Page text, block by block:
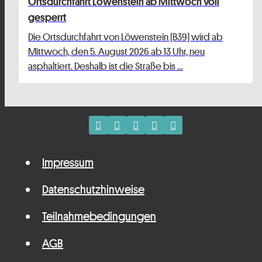
gesperrt
Die Ortsdurchfahrt von Löwenstein (B39) wird ab
Mittwoch, den 5. August 2026 ab 13 Uhr, neu
asphaltiert. Deshalb ist die Straße bis …
Impressum
Datenschutzhinweise
Teilnahmebedingungen
AGB